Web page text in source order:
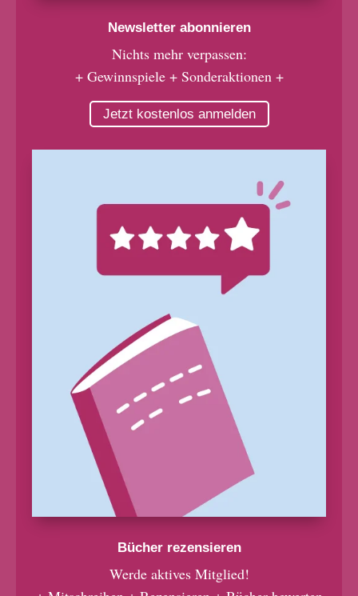
Newsletter abonnieren
Nichts mehr verpassen:
+ Gewinnspiele + Sonderaktionen +
Jetzt kostenlos anmelden
Bücher rezensieren
Werde aktives Mitglied!